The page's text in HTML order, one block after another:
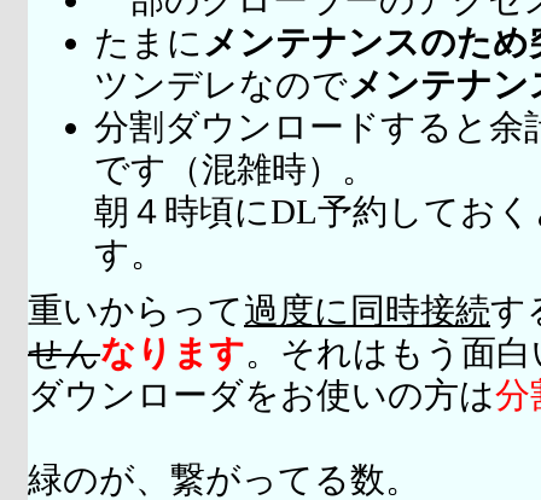
たまに メンテナンスのため
ツンデレなのでメンテナ
分割ダウンロードすると余
です（混雑時）。
朝４時頃にDL予約してお
す。
重いからって過度に同時接続す
せんなります。それはもう面
ダウンローダをお使いの方は分
緑のが、繋がってる数。